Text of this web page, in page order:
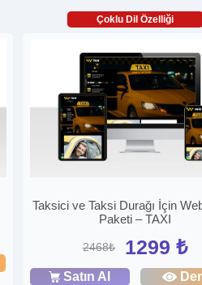
Çoklu Dil Özelliği
Taksici ve Taksi Durağı İçin
Paketi – TAXI
2468₺ 1299 ₺
Satın Al